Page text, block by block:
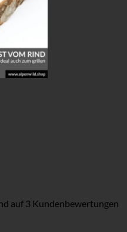
auf 3 Kundenbewertungen